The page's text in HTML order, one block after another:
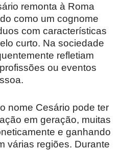
remonta à Roma
como um cognome
com características
curto. Na sociedade
refletiam
ou eventos
nome Cesário pode ter
em geração, muitas
e ganhando
várias regiões. Durante